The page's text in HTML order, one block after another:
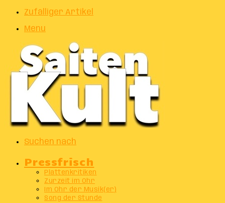
Zufälliger Artikel
Menu
Suchen nach
Pressfrisch
Plattenkritiken
Zurzeit im Ohr
Im Ohr der Musik(er)
Song der Stunde